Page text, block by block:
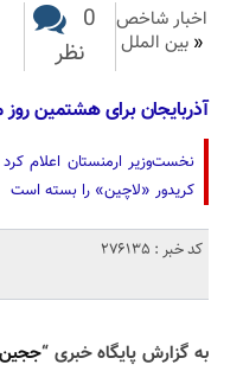
اخبار شاخص
« بین الملل
0
نظر
آذربایجان برای هشتمین
نخست‌وزیر ارمنستان اعلام
کریدور «لاچین» را بسته است
کد خبر : 276135
به گزارش پایگاه خبری “